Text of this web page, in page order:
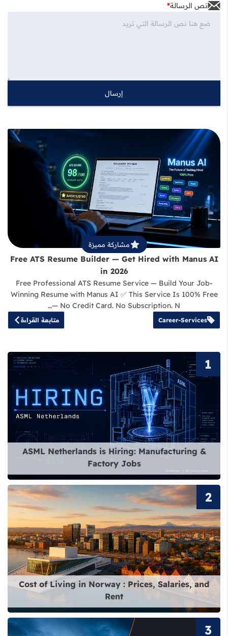
نص الرسالة*
قراءة المزيد عن Free ATS Resume Builder — Get Hired with Manus AI in 2026
مشاركة مميزة
Free ATS Resume Builder — Get Hired with Manus AI
in 2026
Free Professional ATS Resume Service — Build Your Job-
Winning Resume with Manus AI ✅ This Service Is 100% Free
— No Credit Card. No Subscription. N…
Career-Services متابعة القراءة
قراءة المزيد عن ASML Netherlands is Hiring: Manufacturing & Factory Jobs
ASML Netherlands is Hiring: Manufacturing &
Factory Jobs
قراءة المزيد عن Cost of Living in Norway : Prices, Salaries, and Rent
Cost of Living in Norway : Prices, Salaries, and
Rent